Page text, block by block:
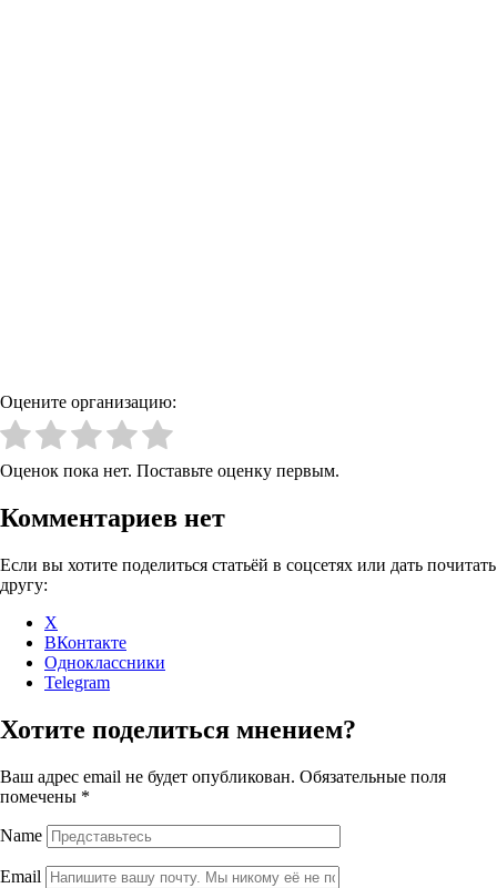
Оцените организацию:
Оценок пока нет. Поставьте оценку первым.
Комментариев нет
Если вы хотите поделиться статьёй в соцсетях или дать почитать
другу:
X
ВКонтакте
Одноклассники
Telegram
Хотите поделиться мнением?
Ваш адрес email не будет опубликован. Обязательные поля
помечены *
Name
Email